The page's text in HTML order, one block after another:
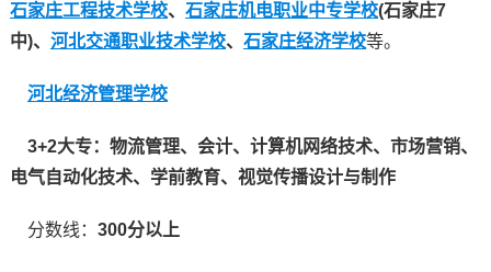
石家庄工程技术学校、 石家庄机电职业中专学校(石家庄7
中)、 河北交通职业技术学校、 石家庄经济学校等。
河北经济管理学校
3+2大专：物流管理、会计、计算机网络技术、市场营销、
电气自动化技术、学前教育、视觉传播设计与制作
分数线： 300分以上